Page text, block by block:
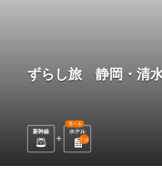
ずらし旅 静岡・清
新幹線 ホテル
選べる
1 泊